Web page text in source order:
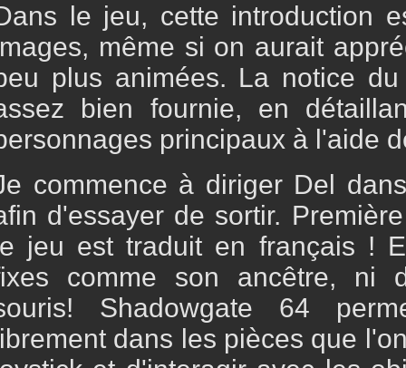
le jeu, cette introduction
même si on aurait
plus animées. La notice
bien fournie, en
principaux à l'aide
commence à diriger Del
d'essayer de sortir.
jeu est traduit en français !
comme son ancêtre, ni
Shadowgate 64
dans les pièces que